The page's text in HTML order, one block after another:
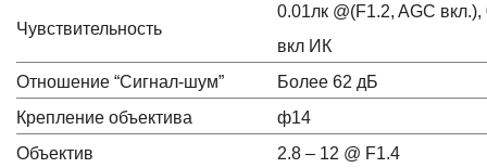
Чувствительность
0.01лк @(F1.2, AGC вкл.),
вкл ИК
Отношение “Сигнал-шум”
Более 62 дБ
Крепление объектива
ф14
Объектив
2.8 – 12 @ F1.4